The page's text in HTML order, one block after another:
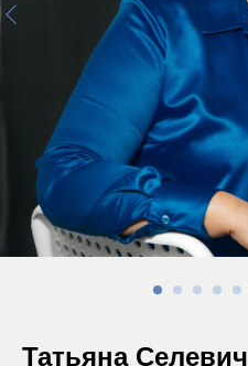
Татьяна Селевич